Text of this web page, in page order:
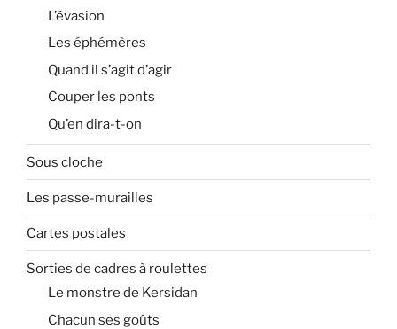
L’évasion
Les éphémères
Quand il s’agit d’agir
Couper les ponts
Qu’en dira-t-on
Sous cloche
Les passe-murailles
Cartes postales
Sorties de cadres à roulettes
Le monstre de Kersidan
Chacun ses goûts